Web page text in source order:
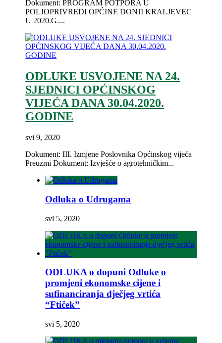
Dokument: PROGRAM POTPORA U
POLJOPRIVREDI OPĆINE DONJI KRALJEVEC
U 2020.G....
ODLUKE USVOJENE NA 24.
SJEDNICI OPĆINSKOG
VIJEĆA DANA 30.04.2020.
GODINE
svi 9, 2020
Dokument: III. Izmjene Poslovnika Općinskog vijeća
Preuzmi Dokument: Izvješće o agrotehničkim...
Odluka o Udrugama
svi 5, 2020
ODLUKA o dopuni Odluke o
promjeni ekonomske cijene i
sufinanciranja dječjeg vrtića
“Ftiček”
svi 5, 2020